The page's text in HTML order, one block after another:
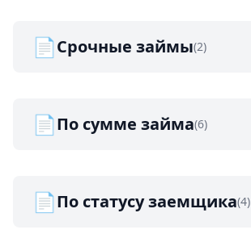
📄Срочные займы(2)
📄По сумме займа(6)
📄По статусу заемщика(4)